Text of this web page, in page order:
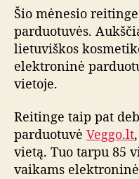
Šio mėnesio
parduotuvės.
lietuviškos
elektroninė
vietoje.
Reitinge taip pat
parduotuvė Veggo.lt
vietą. Tuo tarpu 85
vaikams